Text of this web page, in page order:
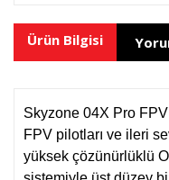
Ürün Bilgisi
Skyzone 04X Pro
FPV pilotları ve ileri
yüksek çözünürlüklü